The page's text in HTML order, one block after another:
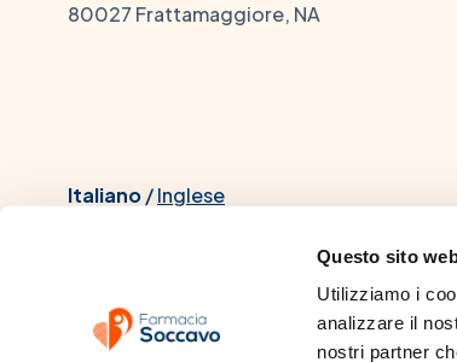
Questo sito
Utilizziamo i
analizzare il
nostri partner
80027 Frattamaggiore, NA
Italiano/Inglese
Dott. Chiacchio